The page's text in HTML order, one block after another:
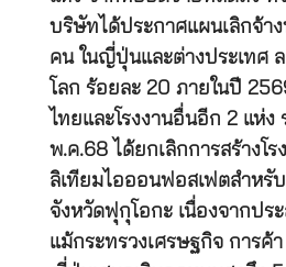
บริษัทได้ประกาศแผนเลิกจ้า
คน ในญี่ปุ่นและต่างประเทศ
โลก ร้อยละ 20 ภายในปี
ไทยและโรงงานอื่นอีก 2 แห่ง
พ.ค.68 ได้ยกเลิกการสร้างโ
ลิเทียมไอออนฟอสเฟตสำหรั
จังหวัดฟุกุโอกะ เนื่องจากปร
แม้กระทรวงเศรษฐกิจ การค้